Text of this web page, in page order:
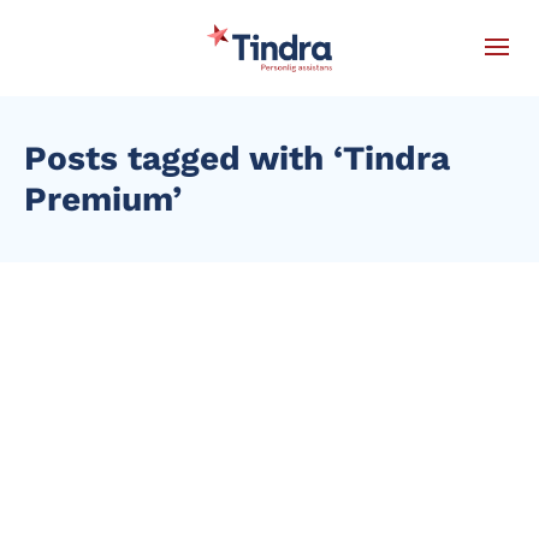
Posts tagged with ‘Tindra
Premium’